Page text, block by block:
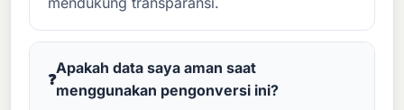
Apakah data saya aman saat
menggunakan pengonversi ini?